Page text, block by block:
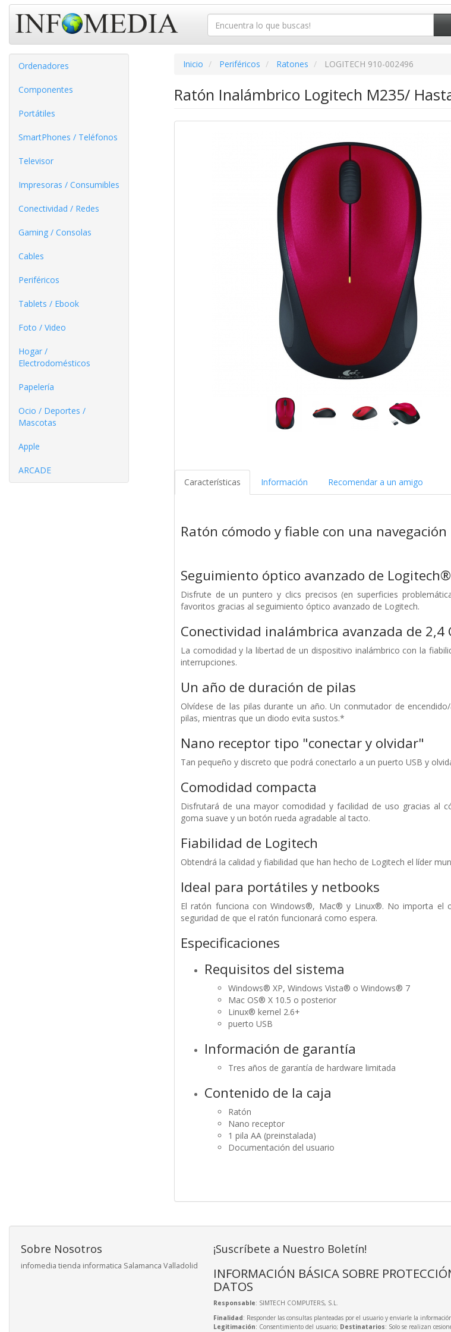
Ordenadores
Componentes
Portátiles
SmartPhones / Teléfonos
Televisor
Impresoras / Consumibles
Conectividad / Redes
Gaming / Consolas
Cables
Periféricos
Tablets / Ebook
Foto / Video
Hogar /
Electrodomésticos
Papelería
Ocio / Deportes /
Mascotas
Apple
ARCADE
Inicio Periféricos Ratones LOGITECH 910-002496
Ratón Inalámbrico Logitech M235/
Características Información Recomendar a un amigo
Ratón cómodo y fiable con una
Seguimiento óptico avanzado de Logitech®
Disfrute de un puntero y clics precisos (en superficies
favoritos gracias al seguimiento óptico avanzado de Logitech.
Conectividad inalámbrica avanzada de 2,4
La comodidad y la libertad de un dispositivo inalámbrico con la
interrupciones.
Un año de duración de pilas
Olvídese de las pilas durante un año. Un conmutador de
pilas, mientras que un diodo evita sustos.*
Nano receptor tipo "conectar y olvidar"
Tan pequeño y discreto que podrá conectarlo a un puerto USB y
Comodidad compacta
Disfrutará de una mayor comodidad y facilidad de uso gracias al
goma suave y un botón rueda agradable al tacto.
Fiabilidad de Logitech
Obtendrá la calidad y fiabilidad que han hecho de Logitech el líder
Ideal para portátiles y netbooks
El ratón funciona con Windows®, Mac® y Linux®. No importa el
seguridad de que el ratón funcionará como espera.
Especificaciones
Requisitos del sistema
Windows® XP, Windows Vista® o Windows® 7
Mac OS® X 10.5 o posterior
Linux® kernel 2.6+
puerto USB
Información de garantía
Tres años de garantía de hardware limitada
Contenido de la caja
Ratón
Nano receptor
1 pila AA (preinstalada)
Documentación del usuario
Sobre Nosotros
infomedia tienda informatica Salamanca Valladolid
¡Suscríbete a Nuestro Boletín!
INFORMACIÓN BÁSICA SOBRE
DATOS
Responsable: SIMTECH COMPUTERS, S.L.
Finalidad: Responder las consultas planteadas por el usuario y enviarle la
Legitimación: Consentimiento del usuario; Destinatarios: Solo se realizan